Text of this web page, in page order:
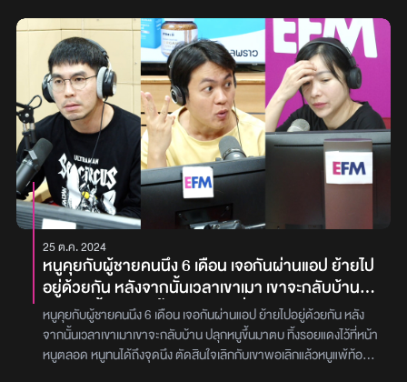
หรือว่ามันอาจจะเป็นไปได้หรือไม่ได้ อยากลองดูสักตั้งให้มันรู้ ดีกว่า
ปฏิเสธตั้งแต่ต้น หลังจากตกลงไปทานข้าวด้วยกัน มนก็ถามแฟนว่า ให้
เราไปรับไหม ? เพื่อที่เราจะได้ไปร้านด้วยกัน เขาก็บอกว่า ไม่เป็นไร เดี๋ยว
เขาไปเอง แต่พอมนไปถึงที่ร้าน มนกลับเจอเขามากับบีก่อนแล้ว พอถึง
เวลาทานอาหาร มนก็นั่งข้างแฟน ส่วนบีก็นั่งฝั่งตรงข้าม ต้องขอเกริ่น
ก่อนว่า มนเป็นคนที่ชอบดื่มโคล่า ซึ่งมนก็คิดว่า บีก็ชอบดื่มเหมือนกัน แต่
พอเริ่มสั่งอาหาร แฟนของมนกลับสั่งน้ำเปล่าให้มน แต่สั่งโคล่าให้บี มนก็
เริ่มมีอารมณ์นิดหน่อยที่แฟนจำของเราไม่ได้ แต่กลับจำของบีได้ แต่มนก็
ยังเดินอยู่ในทุ่งลาเวนเดอร์อยู่ คิดว่า เขาคงรู้จักกันมานาน ระหว่างที่ทาน
ข้าวแฟนของมนก็ตักข้าวให้ทั้งตัวเราและบี สลับวนอยู่แบบนี้ตลอด ส่วน
บทสนทนาบนโต๊ะอาหาร ส่วนใหญ่จะพูดถึงการทำธุรกิจ เพราะมนกับ
แฟนวางแผนกันว่า จะเปิดบริษัทร่วมกัน โดยตามหลักของการเปิดบริษัท
จะต้องมีผู้ถือหุ้นทั้งหมด 3 คน ซึ่งมนก็คิดว่า ฝ่ายชายน่าจะวางแผนไว้
แล้ว ว่าอยากจะให้เป็นตัวเขาเอง มน และบี เรื่องผู้ถือหุ้นในความรู้สึกของ
มน มนเฉยมาก ไม่มีปัญหาอะไร แต่ว่ามนก็มีเรื่องที่รู้สึกน้อยใจ เพราะ
หลายอย่างที่แฟนมาขอความคิดเห็น เช่น รูปแบบโลโก้ หรือเรื่องภายใน
บริษัท แฟนกลับเลือกความคิดเห็นของบีมากกว่าของมน หลังจากนี้ เราก็
“คุณส้ม (นามสมมติ)” อายุ 30 ปี สายที่สี่ในรายการ พุธทอล์ค พุธโทร
เมื่อคือวันพุธที่ [20 พ.ย. 67] ได้โทรเข้ามาปรึกษา ‘ดีเจเผือก – ดีเจเติ้ล
– ดีเจต้นหอม’ เกี่ยวกับเรื่องบูชาปี่เซี๊ยะจนเกือบไฟไหม้บ้านแฟน โดย
“คุณส้ม (นามสมมติ)” ได้เล่าว่า สำหรับตัวหนูเป็นคนที่มีความเชื่อเกี่ยว
กับเรื่องปี่เซี๊ยะ ก็เลยไปซื้อปี่เซี๊ยะที่ร้าน ๆ นึงมา โดยทางร้านเขาก็บอกว่า
จะมีวันที่ที่ต้องบูชาตาม วัน/เดือน/ปี/เกิด ของหนู พอเสร็จเรียบร้อย วัน
นั้นหนูกลับถึงบ้าน 5 ทุ่มครึ่ง คืออีกครึ่งชั่วโมง มันเป็นวันเกิดของหนู ซึ่ง
เป็นวันเดียวกันกับที่หนูต้องบูชา ไม่งั้นมันจะเลยฤกษ์ แล้วหนูต้องนอนกับ
แฟนที่บ้าน แต่หนูต้องบอกก่อนว่าแฟนหนูเป็นคนใจเย็นมาก ไม่พูดคำ
หยาบ เรียบร้อย สุภาพ ทีนี้หนูก็ทำพิธีอย่างรวดเร็ว แบบว่ามันก็จะมี
พาน แต่หนูไม่ได้ไปจุดธูปข้างล่าง เพราะคนอื่นเค้านอนกันหมดแล้ว หนูก็
เลยขออนุญาตแฟนว่า ขอจุดในห้องนอนได้ไหม แค่แบบแปปเดียวจริง ๆ
มันก็จะมีธูป มีแผ่นทอง มีกำไล มีเส้นแดง หนูก็จุดเรียบร้อย ทีนี้ระหว่าง
รอธูปดับ หนูก็ไปอาบน้ำ พอหนูอาบน้ำเสร็จ หนูคิดในใจ หนูจะได้เลขเด็ด
แล้ว แต่พอออกมาจากห้องน้ำ เห็นแฟนกำลังพัด คือเหมือนธูปมันจะ
มอด ใกล้จะดับ แต่กลิ่นมันโขมงมาก สิ่งที่หนูเห็น หนูก็อึ้ง หนูทำไร ไม่ถูก
แต่แฟนหนูก็เคลียร์ทุกอย่าง ทั้งธูป ทั้งควัน เสร็จแล้วเขาก็พูดว่า เฮ้ย
ส้ม!! ทำไมเธอถึงทำแบบนี้ ฉันเตือนแล้ว มาเป็นชุด หนูก็เลย ทำไรไม่ถูก
25 ต.ค. 2024
หนูคุยกับผู้ชายคนนึง 6 เดือน เจอกันผ่านแอป ย้ายไป
อยู่ด้วยกัน หลังจากนั้นเวลาเขาเมา เขาจะกลับบ้าน
ปลุกหนูขึ้นมาตบ ทิ้งรอยแดงไว้ที่หน้าหนูตลอด หนูทน
ได้ถึงจุดนึง ตัดสินใจเลิกกับเขา พอเลิกแล้วหนูแพ้ท้อง
ถามความรับผิดชอบจากครอบครัวเขา พูดแค่...
หนูคุยกับผู้ชายคนนึง 6 เดือน เจอกันผ่านแอป ย้ายไปอยู่ด้วยกัน หลัง
จากนั้นเวลาเขาเมาเขาจะกลับบ้าน ปลุกหนูขึ้นมาตบ ทิ้งรอยแดงไว้ที่หน้า
หนูตลอด หนูทนได้ถึงจุดนึง ตัดสินใจเลิกกับเขาพอเลิกแล้วหนูแพ้ท้อง